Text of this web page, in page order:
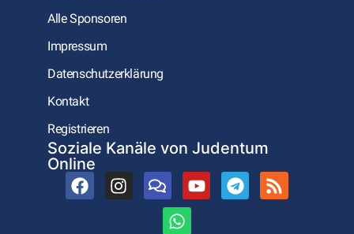
Alle Sponsoren
Impressum
Datenschutzerklärung
Kontakt
Registrieren
Soziale Kanäle von Judentum
Online